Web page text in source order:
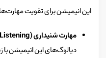
این انیمیشن برای تقویت
مهارت شنیداری (Listening):
دیالوگ‌های این انیمیشن با